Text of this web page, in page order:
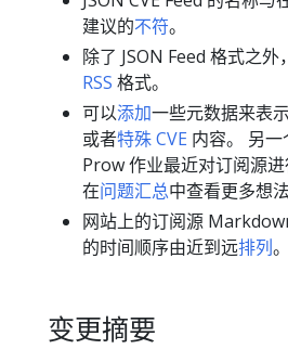
建议的不符。
除了 JSON Feed 格式之
RSS 格式。
可以添加一些元数据来表
或者特殊 CVE 内容。 另
Prow 作业最近对订阅源
在问题汇总中查看更多想法
网站上的订阅源
的时间顺序由近到远排列。
变更摘要